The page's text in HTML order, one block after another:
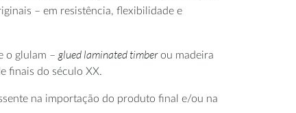
– em resistência, flexibilidade e
o glulam – glued laminated timberou madeira
finais do século XX.
na importação do produto final e/ou na